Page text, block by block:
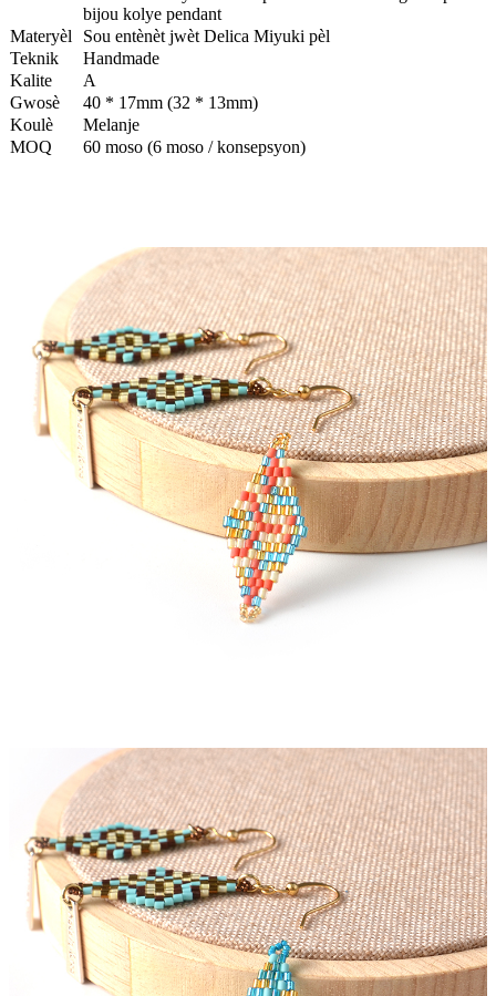
bijou kolye pendant
Materyèl
Sou entènèt jwèt Delica Miyuki pèl
Teknik
Handmade
Kalite
A
Gwosè
40 * 17mm (32 * 13mm)
Koulè
Melanje
MOQ
60 moso (6 moso / konsepsyon)